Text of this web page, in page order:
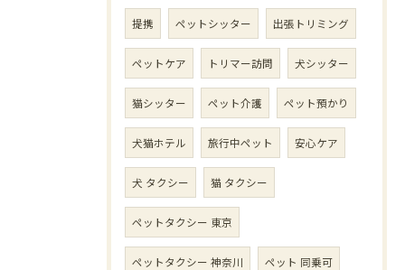
提携 ペットシッター 出張トリミング
ペットケア トリマー訪問 犬シッター
猫シッター ペット介護 ペット預かり
犬猫ホテル 旅行中ペット 安心ケア
犬 タクシー 猫 タクシー
ペットタクシー 東京
ペットタクシー 神奈川 ペット 同乗可